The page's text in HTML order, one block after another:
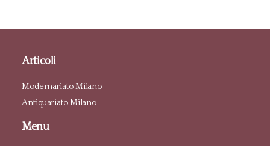
Articoli
Modernariato Milano
Antiquariato Milano
Menu